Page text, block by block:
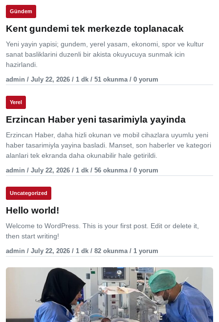
Gündem
Kent gundemi tek merkezde toplanacak
Yeni yayin yapisi; gundem, yerel yasam, ekonomi, spor ve kultur
sanat basliklarini duzenli bir akista okuyucuya sunmak icin
hazirlandi.
admin / July 22, 2026 / 1 dk / 51 okunma / 0 yorum
Yerel
Erzincan Haber yeni tasarimiyla yayinda
Erzincan Haber, daha hizli okunan ve mobil cihazlara uyumlu yeni
haber tasarimiyla yayina basladi. Manset, son haberler ve kategori
alanlari tek ekranda daha okunabilir hale getirildi.
admin / July 22, 2026 / 1 dk / 56 okunma / 0 yorum
Uncategorized
Hello world!
Welcome to WordPress. This is your first post. Edit or delete it,
then start writing!
admin / July 22, 2026 / 1 dk / 82 okunma / 1 yorum